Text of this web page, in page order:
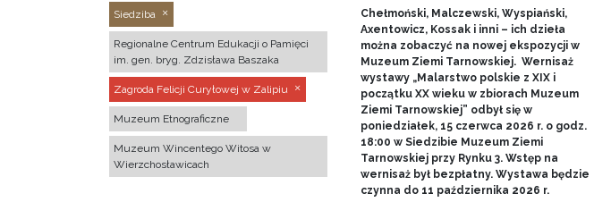
Siedziba
Regionalne Centrum Edukacji o Pamięci
im. gen. bryg. Zdzisława Baszaka
Zagroda Felicji Curyłowej w Zalipiu
Muzeum Etnograficzne
Muzeum Wincentego Witosa w
Wierzchosławicach
Chełmoński, Malczewski, Wyspiański,
Axentowicz, Kossak i inni – ich dzieła
można zobaczyć na nowej ekspozycji w
Muzeum Ziemi Tarnowskiej. Wernisaż
wystawy „Malarstwo polskie z XIX i
początku XX wieku w zbiorach Muzeum
Ziemi Tarnowskiej” odbył się w
poniedziałek, 15 czerwca 2026 r. o godz.
18:00 w Siedzibie Muzeum Ziemi
Tarnowskiej przy Rynku 3. Wstęp na
wernisaż był bezpłatny. Wystawa będzie
czynna do 11 października 2026 r.